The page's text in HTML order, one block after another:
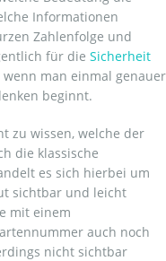
Informationen
Zahlenfolge und
für die Sicherheit
wenn man einmal genauer
beginnt.
zu wissen, welche der
die klassische
es sich hierbei um
sichtbar und leicht
mit einem
auch noch
nicht sichtbar